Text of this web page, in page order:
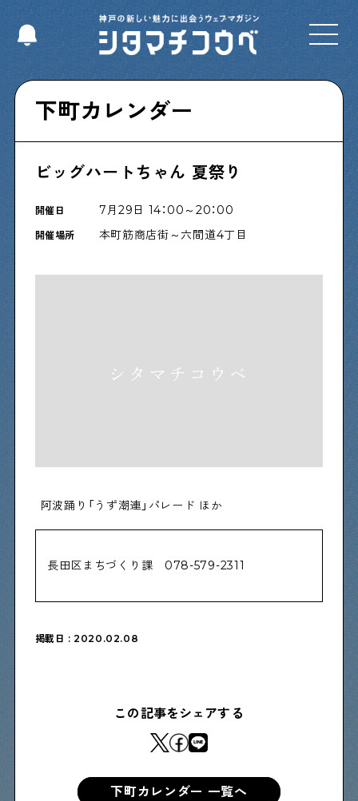
Select Language ▼
Shitamachi NUDIE
物件情報やリノベーション事例を紹介します
ぶらり、下町
下町の「あの人」が書く連載記事です
下町の「あの人」×「あの人」の科学反応を楽しむ企
下町カレンダー
ビッグハートちゃん 夏祭り
開催日 7月29日 14：00～20：00
開催場所 本町筋商店街～六間道4丁目
阿波踊り「うず潮連」パレード ほか
長田区まちづくり課 078-579-2311
掲載日 : 2020.02.08
この記事をシェアする
下町カレンダー 一覧へ